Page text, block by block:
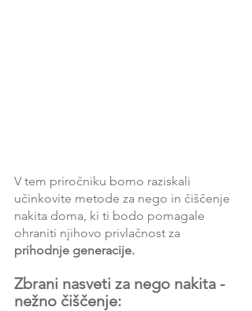
V tem priročniku bomo raziskali
učinkovite metode za nego in čiščenje
nakita doma, ki ti bodo pomagale
ohraniti njihovo privlačnost za
prihodnje generacije.
Zbrani nasveti za nego nakita -
nežno čiščenje: